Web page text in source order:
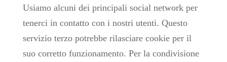
Usiamo alcuni dei principali social network per
tenerci in contatto con i nostri utenti. Questo
servizio terzo potrebbe rilasciare cookie per il
suo corretto funzionamento. Per la condivisione